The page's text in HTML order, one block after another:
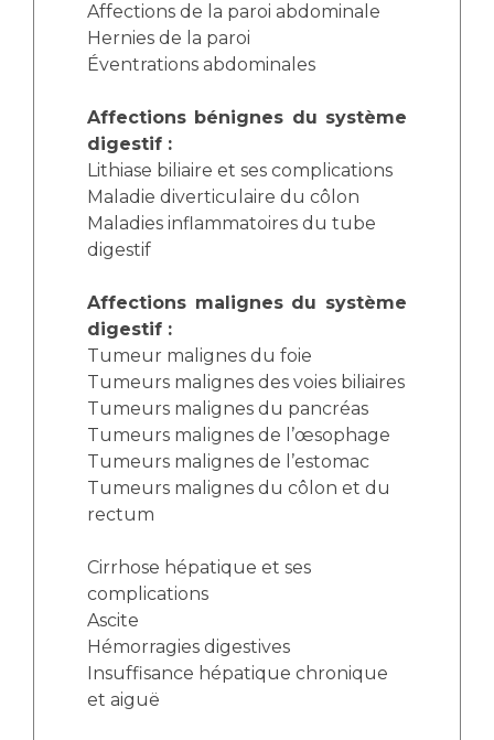
Affections de la paroi abdominale
Hernies de la paroi
Éventrations abdominales
Affections bénignes du système
digestif :
Lithiase biliaire et ses complications
Maladie diverticulaire du côlon
Maladies inflammatoires du tube
digestif
Affections malignes du système
digestif :
Tumeur malignes du foie
Tumeurs malignes des voies biliaires
Tumeurs malignes du pancréas
Tumeurs malignes de l’œsophage
Tumeurs malignes de l’estomac
Tumeurs malignes du côlon et du
rectum
Cirrhose hépatique et ses
complications
Ascite
Hémorragies digestives
Insuffisance hépatique chronique
et aiguë